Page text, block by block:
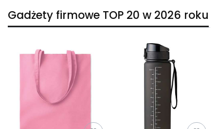
Gadżety firmowe TOP 20 w 2026 roku